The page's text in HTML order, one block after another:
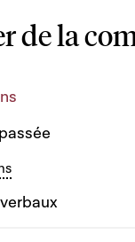
de la